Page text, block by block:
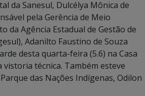
da Sanesul, Dulcélya Mônica de
pela Gerência de Meio
da Agência Estadual de Gestão de
Adanilto Faustino de Souza
desta quarta-feira (5.6) na Casa
técnica. Também esteve
das Nações Indígenas, Odilon